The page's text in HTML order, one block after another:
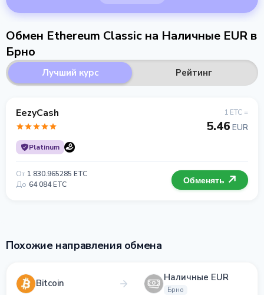
Обмен Ethereum Classic на Наличные EUR в
Брно
Лучший курс Рейтинг
EezyCash
Platinum
1 ETC =
5.46 EUR
От 1 830.965285 ETC
До 64 084 ETC Обменять
Похожие направления обмена
Bitcoin Наличные EUR
Брно